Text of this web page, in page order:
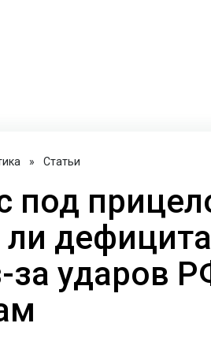
» Статьи
под
за ударов